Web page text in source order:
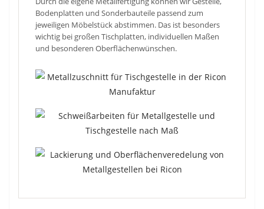
Bodenplatten und Sonderbauteile passend zum
jeweiligen Möbelstück abstimmen. Das ist besonders
wichtig bei großen Tischplatten, individuellen Maßen
und besonderen Oberflächenwünschen.